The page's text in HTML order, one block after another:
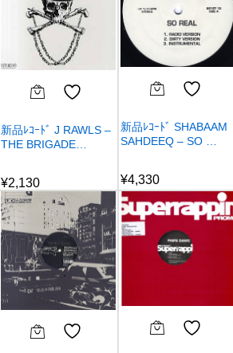
新品ﾚｺｰﾄﾞ J RAWLS –
THE BRIGADE…
¥2,130
新品ﾚｺｰﾄﾞ SHABAAM
SAHDEEQ – SO …
¥4,330